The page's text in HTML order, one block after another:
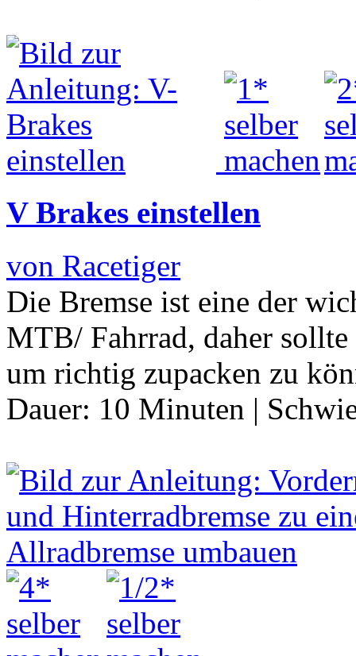
V Brakes einstellen
von Racetiger
Die Bremse ist eine der
MTB/ Fahrrad, daher
um richtig zupacken zu
Dauer: 10 Minuten |